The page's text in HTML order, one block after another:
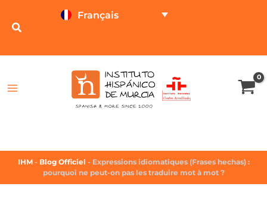
Français
IHM - Blog Officiel - Expressions idiomatiques (Frases hechas) :
pourquoi ne peut-on pas les traduire mot à mot ?